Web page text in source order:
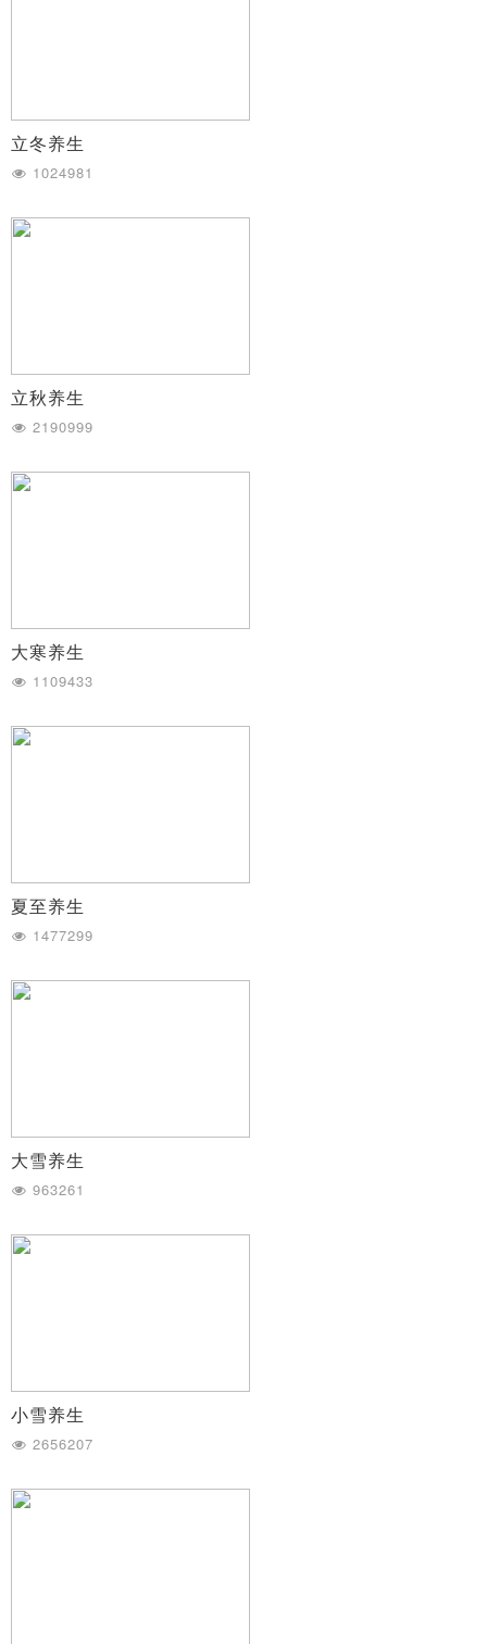
立冬养生
1024981
立秋养生
2190999
大寒养生
1109433
夏至养生
1477299
大雪养生
963261
小雪养生
2656207